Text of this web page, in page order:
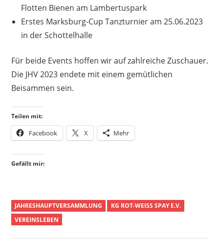
Flotten Bienen am Lambertuspark
Erstes Marksburg-Cup Tanzturnier am 25.06.2023
in der Schottelhalle
Für beide Events hoffen wir auf zahlreiche Zuschauer.
Die JHV 2023 endete mit einem gemütlichen
Beisammen sein.
Teilen mit:
Facebook X Mehr
Gefällt mir:
JAHRESHAUPTVERSAMMLUNG
KG ROT-WEISS SPAY E.V.
VEREINSLEBEN